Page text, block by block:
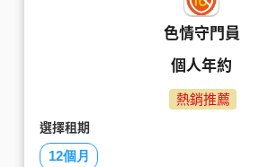
色情守門員
個人年約
熱銷推薦
選擇租期
12個月